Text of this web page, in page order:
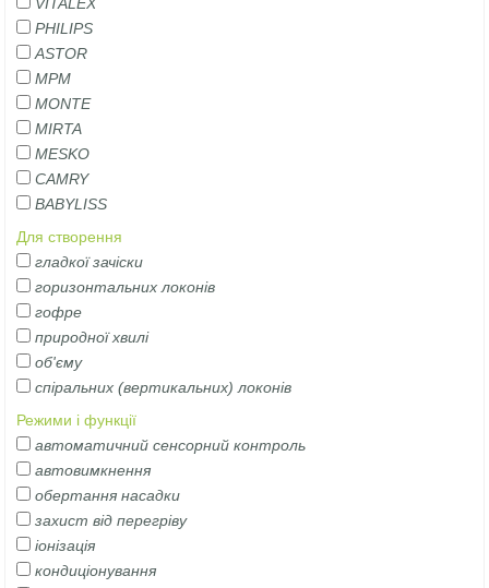
PHILIPS
ASTOR
MPM
MONTE
MIRTA
MESKO
CAMRY
BABYLISS
Для створення
гладкої зачіски
горизонтальних локонів
гофре
природної хвилі
об'єму
спіральних (вертикальних) локонів
Режими і функції
автоматичний сенсорний контроль
автовимкнення
обертання насадки
захист від перегріву
іонізація
кондиціонування